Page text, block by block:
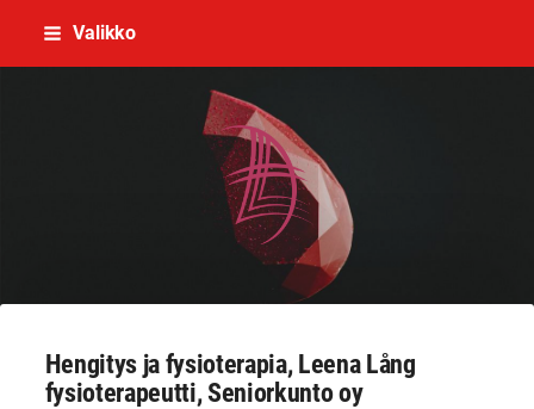
Siirry
Valikko
OUKALI,Pohjois-Pohjanmaan ja
Hengitys ja fysioterapia, Leena Lång
fysioterapeutti, Seniorkunto oy